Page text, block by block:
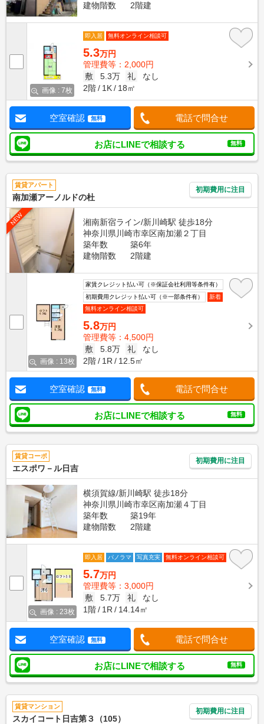
建物階数
2階建
画像 : 7枚
即入居 無料オンライン相談可
5.3万円
管理費等：2,000円
敷
5.3万 礼
なし
2階
1K 18㎡
空室確認 無料 電話で問合せ
お店にLINEで相談する 無料
賃貸アパート
南加瀬アーノルドの杜
初期費用に注目
NEW
湘南新宿ライン/新川崎駅 徒歩18分
神奈川県川崎市幸区南加瀬２丁目
築年数
築6年
建物階数
2階建
画像 : 13枚
家賃クレジット払い可（※保証会社利用等条件有）
初期費用クレジット払い可（※一部条件有）
新着
無料オンライン相談可
5.8万円
管理費等：4,500円
敷
5.8万 礼
なし
2階
1R 12.5㎡
空室確認 無料 電話で問合せ
お店にLINEで相談する 無料
賃貸コーポ
エスポワ－ル日吉
初期費用に注目
横須賀線/新川崎駅 徒歩18分
神奈川県川崎市幸区南加瀬４丁目
築年数
築19年
建物階数
2階建
画像 : 23枚
即入居 パノラマ 写真充実 無料オンライン相談可
5.7万円
管理費等：3,000円
敷
5.7万 礼
なし
1階
1R 14.14㎡
空室確認 無料 電話で問合せ
お店にLINEで相談する 無料
賃貸マンション
スカイコート日吉第３（105）
初期費用に注目